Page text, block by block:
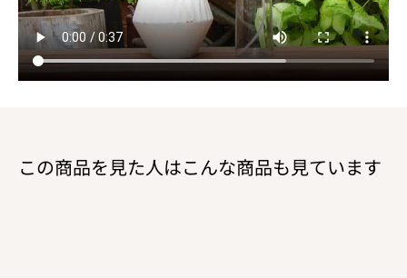
この商品を見た人はこんな商品も見ています